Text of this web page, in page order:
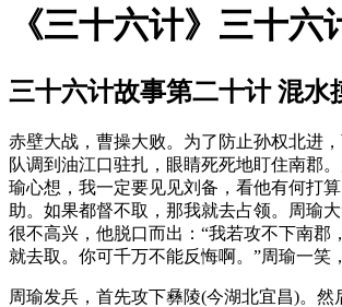
《三十六计》三十
三十六计故事第二十计 混
赤壁大战，曹操大败。为了防止孙权北进
队调到油江口驻扎，眼睛死死地盯住南郡
瑜心想，我一定要见见刘备，看他有何打
助。如果都督不取，那我就去占领。周瑜
很不高兴，他脱口而出：“我若攻不下南
就去取。你可千万不能反悔啊。”周瑜一笑
周瑜发兵，首先攻下彝陵(今湖北宜昌)。